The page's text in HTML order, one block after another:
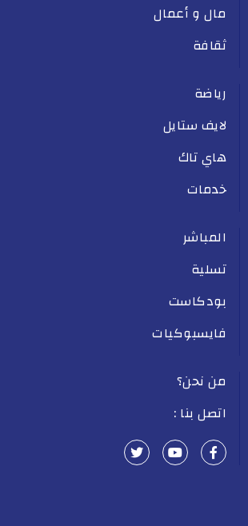
مال و أعمال
ثقافة
رياضة
لايف ستايل
هاي تاك
خدمات
المباشر
تسلية
بودكاست
فايسبوكيات
من نحن؟
اتصل بنا :